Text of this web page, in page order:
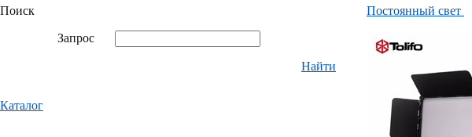
Поиск
Запрос
Найти
Каталог
Постоянный свет